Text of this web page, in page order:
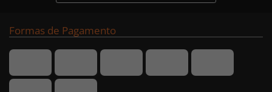
Formas de Pagamento